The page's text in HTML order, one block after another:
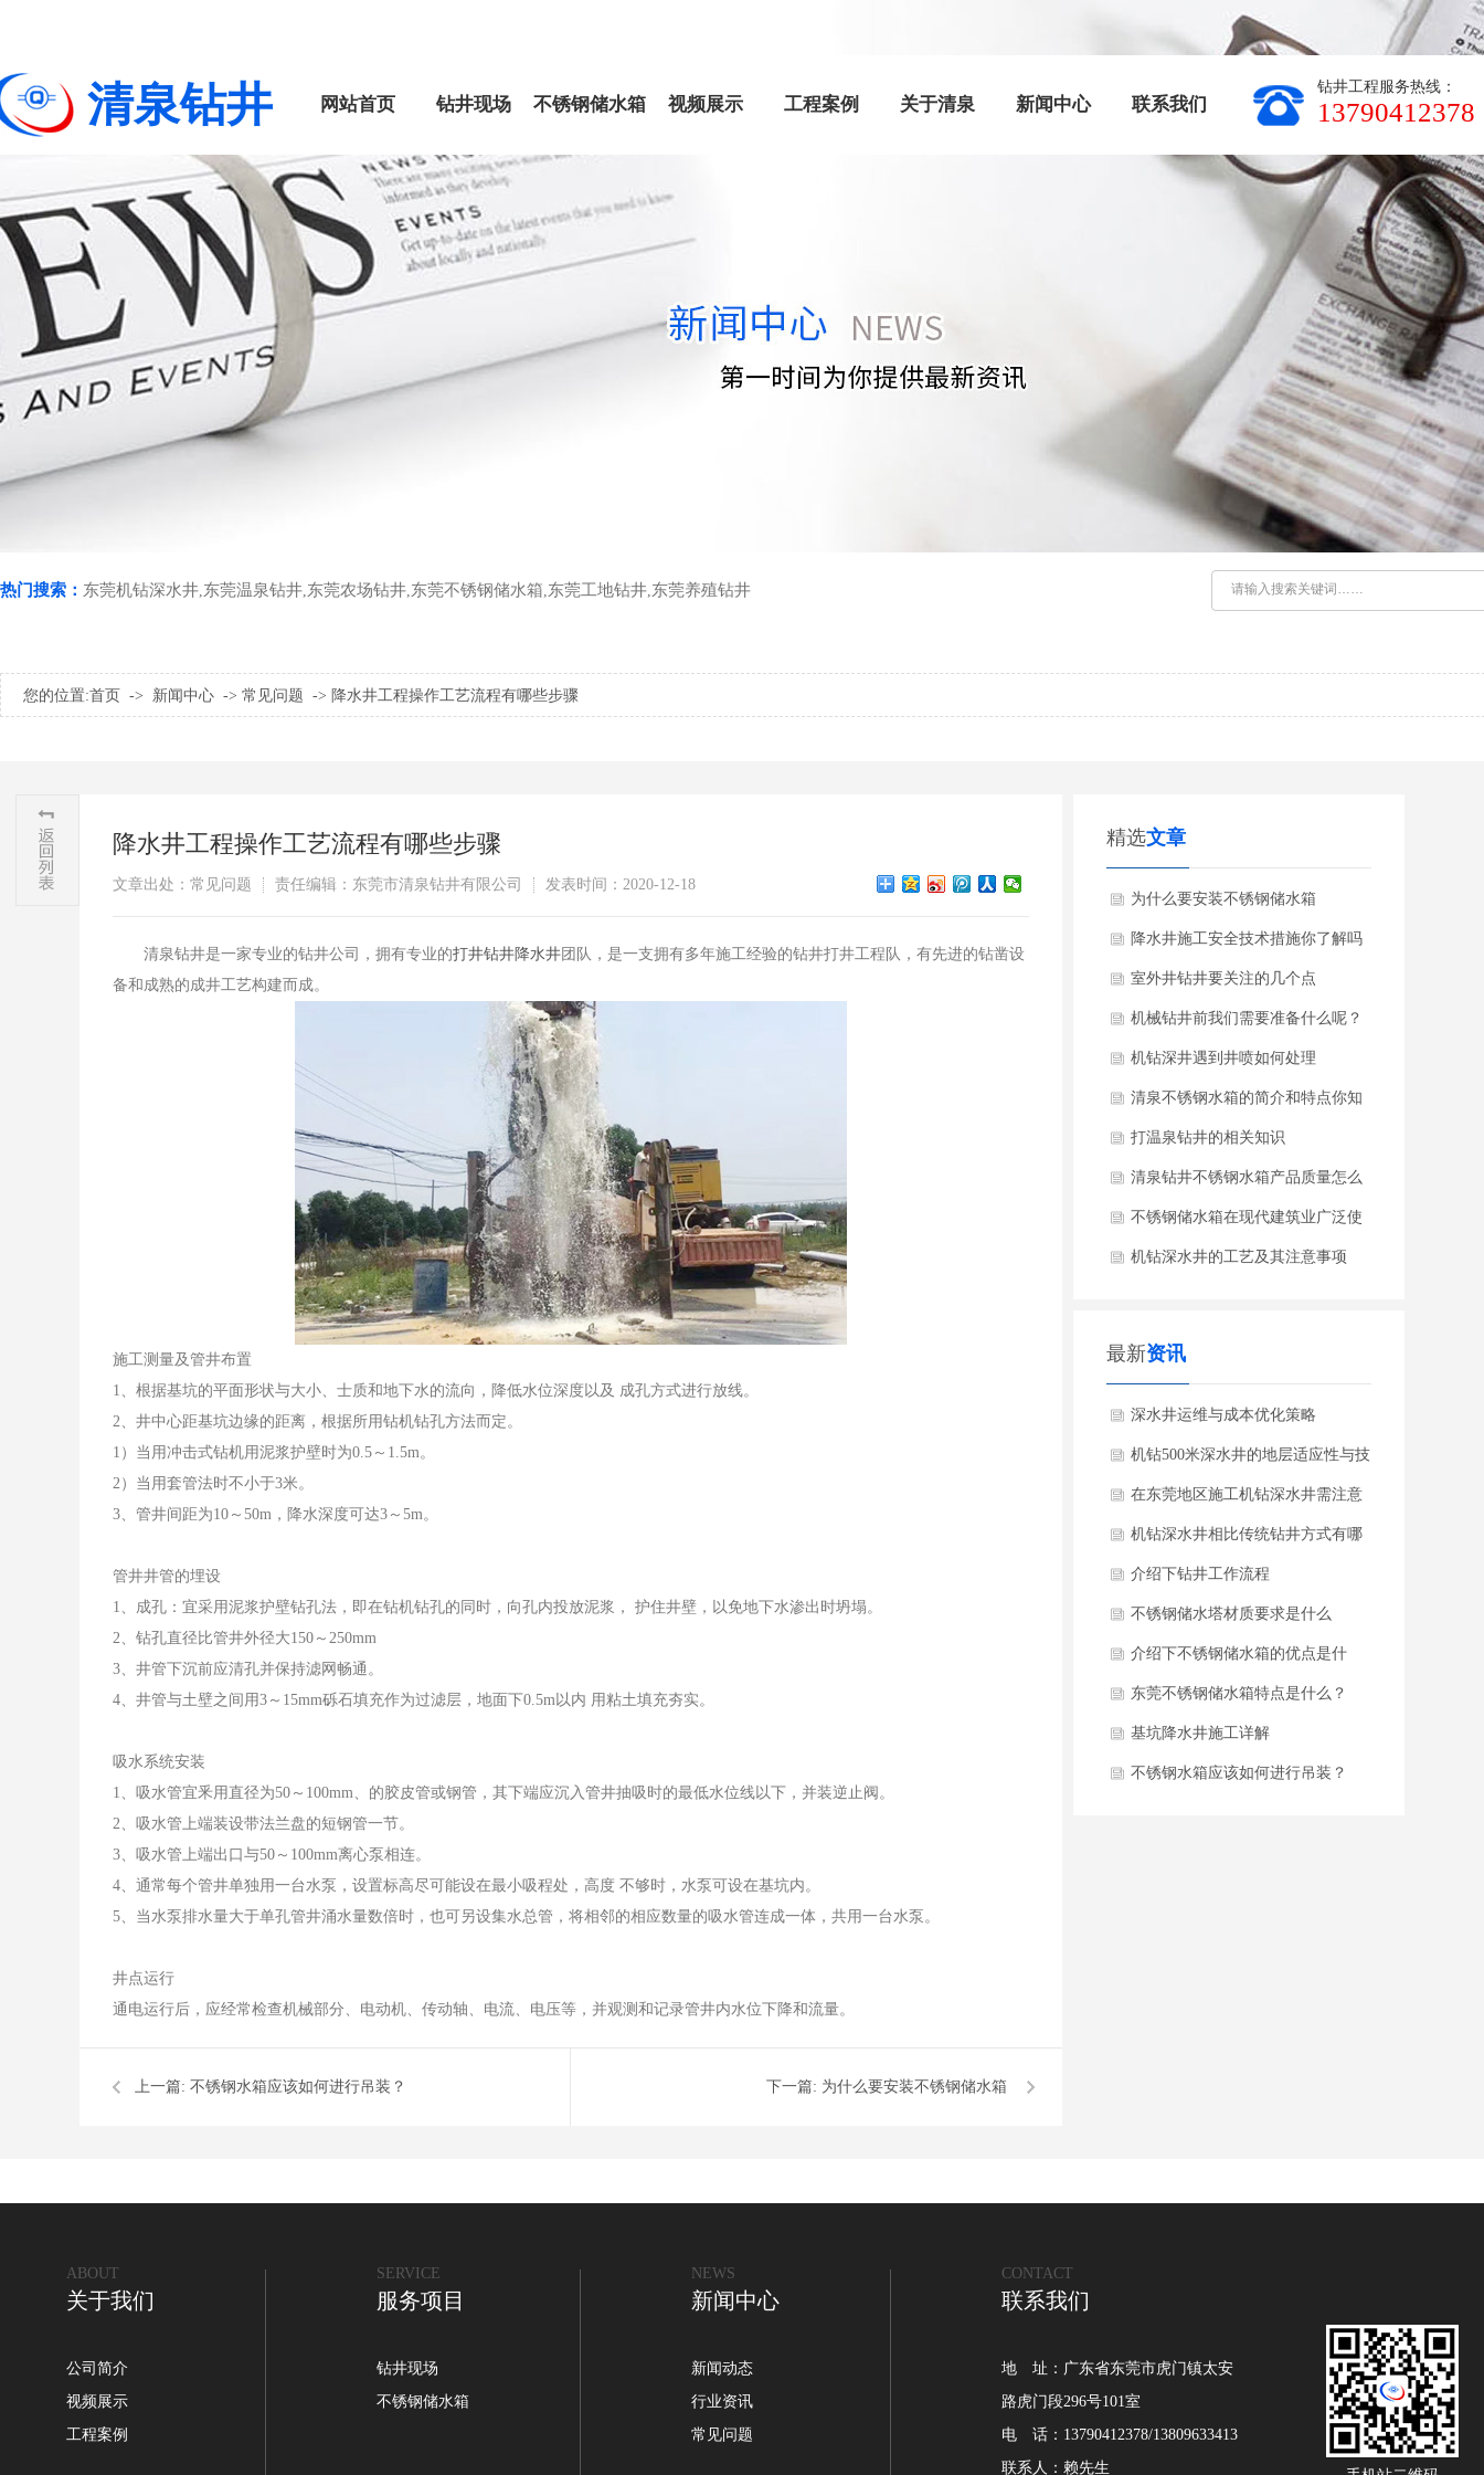
清泉钻井 网站首页 钻井现场 不锈钢储水箱 视频展示 工程案例 关于清泉 新闻中心 联系我们
钻井工程服务热线：
13790412378
热门搜索： 东莞机钻深水井,东莞温泉钻井,东莞农场钻井,东莞不锈钢储水箱,东莞工地钻井,东莞养殖钻井
您的位置:首页 -> 新闻中心 -> 常见问题 -> 降水井工程操作工艺流程有哪些步骤
降水井工程操作工艺流程有哪些步骤
文章出处：常见问题 责任编辑：东莞市清泉钻井有限公司 发表时间：2020-12-18
清泉钻井是一家专业的钻井公司，拥有专业的打井钻井降水井团队，是一支拥有多年施工经验的钻井打井工程队，有先进的钻凿设
备和成熟的成井工艺构建而成。
施工测量及管井布置
1、根据基坑的平面形状与大小、士质和地下水的流向，降低水位深度以及 成孔方式进行放线。
2、井中心距基坑边缘的距离，根据所用钻机钻孔方法而定。
1）当用冲击式钻机用泥浆护壁时为0.5～1.5m。
2）当用套管法时不小于3米。
3、管井间距为10～50m，降水深度可达3～5m。
管井井管的埋设
1、成孔：宜采用泥浆护壁钻孔法，即在钻机钻孔的同时，向孔内投放泥浆， 护住井壁，以免地下水渗出时坍塌。
2、钻孔直径比管井外径大150～250mm
3、井管下沉前应清孔并保持滤网畅通。
4、井管与土壁之间用3～15mm砾石填充作为过滤层，地面下0.5m以内 用粘土填充夯实。
吸水系统安装
1、吸水管宜釆用直径为50～100mm、的胶皮管或钢管，其下端应沉入管井抽吸时的最低水位线以下，并装逆止阀。
2、吸水管上端装设带法兰盘的短钢管一节。
3、吸水管上端出口与50～100mm离心泵相连。
4、通常每个管井单独用一台水泵，设置标高尽可能设在最小吸程处，高度 不够时，水泵可设在基坑内。
5、当水泵排水量大于单孔管井涌水量数倍时，也可另设集水总管，将相邻的相应数量的吸水管连成一体，共用一台水泵。
井点运行
通电运行后，应经常检查机械部分、电动机、传动轴、电流、电压等，并观测和记录管井内水位下降和流量。
上一篇: 不锈钢水箱应该如何进行吊装？ 下一篇: 为什么要安装不锈钢储水箱
精选文章
为什么要安装不锈钢储水箱
降水井施工安全技术措施你了解吗
室外井钻井要关注的几个点
机械钻井前我们需要准备什么呢？
机钻深井遇到井喷如何处理
清泉不锈钢水箱的简介和特点你知
道吗?
打温泉钻井的相关知识
清泉钻井不锈钢水箱产品质量怎么
样你知道吗？
不锈钢储水箱在现代建筑业广泛使
用
机钻深水井的工艺及其注意事项
最新资讯
深水井运维与成本优化策略
机钻500米深水井的地层适应性与技
术要点
在东莞地区施工机钻深水井需注意
哪些要点？如何延长水井使用寿
命？
机钻深水井相比传统钻井方式有哪
些核心优势？施工中如何保障成井
质量？
介绍下钻井工作流程
不锈钢储水塔材质要求是什么
介绍下不锈钢储水箱的优点是什
么？
东莞不锈钢储水箱特点是什么？
基坑降水井施工详解
不锈钢水箱应该如何进行吊装？
ABOUT
关于我们
公司简介
视频展示
工程案例
SERVICE
服务项目
钻井现场
不锈钢储水箱
NEWS
新闻中心
新闻动态
行业资讯
常见问题
CONTACT
联系我们
地 址：广东省东莞市虎门镇太安
路虎门段296号101室
电 话：13790412378/13809633413
联系人：赖先生